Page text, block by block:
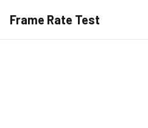
Frame Rate Test